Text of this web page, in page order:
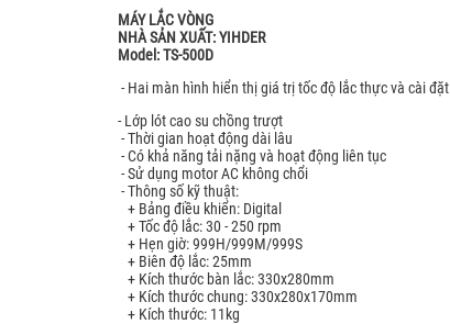
MÁY LẮC VÒNG
NHÀ SẢN XUẤT: YIHDER
Model: TS-500D
- Hai màn hình hiển thị giá trị tốc độ lắc thực và cài đặt
- Lớp lót cao su chồng trượt
- Thời gian hoạt động dài lâu
- Có khả năng tải nặng và hoạt động liên tục
- Sử dụng motor AC không chổi
- Thông số kỹ thuật:
+ Bảng điều khiển: Digital
+ Tốc độ lắc: 30 - 250 rpm
+ Hẹn giờ: 999H/999M/999S
+ Biên độ lắc: 25mm
+ Kích thước bàn lắc: 330x280mm
+ Kích thước chung: 330x280x170mm
+ Kích thước: 11kg